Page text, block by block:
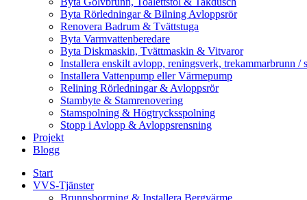
Byta Rörledningar & Bilning Avloppsrör
Renovera Badrum & Tvättstuga
Byta Varmvattenberedare
Byta Diskmaskin, Tvättmaskin & Vitvaror
Installera enskilt avlopp, reningsverk, trekammarbrunn /
Installera Vattenpump eller Värmepump
Relining Rörledningar & Avloppsrör
Stambyte & Stamrenovering
Stamspolning & Högtrycksspolning
Stopp i Avlopp & Avloppsrensning
Projekt
Blogg
Start
VVS-Tjänster
Brunnsborrning & Installera Bergvärme